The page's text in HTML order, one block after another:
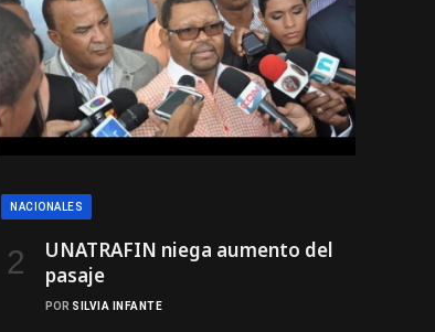
NACIONALES
UNATRAFIN niega aumento del
pasaje
POR SILVIA INFANTE